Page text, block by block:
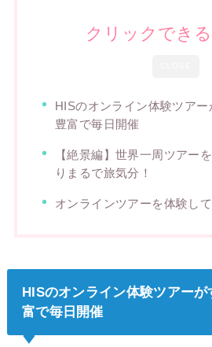
クリックでき
HISのオンライン体験ツア
豊富で毎日開催
【絶景編】世界一周ツアー
りまるで旅気分！
オンラインツアーを体験し
HISのオンライン体験ツアー
富で毎日開催